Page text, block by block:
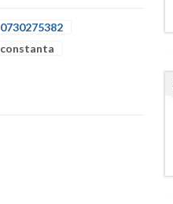
0730275382
constanta